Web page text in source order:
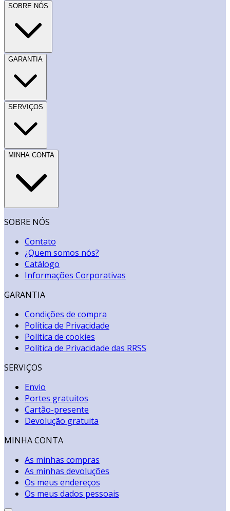
SOBRE NÓS
GARANTIA
SERVIÇOS
MINHA CONTA
SOBRE NÓS
Contato
¿Quem somos nós?
Catálogo
Informações Corporativas
GARANTIA
Condições de compra
Política de Privacidade
Política de cookies
Política de Privacidade das RRSS
SERVIÇOS
Envio
Portes gratuitos
Cartão-presente
Devolução gratuita
MINHA CONTA
As minhas compras
As minhas devoluções
Os meus endereços
Os meus dados pessoais